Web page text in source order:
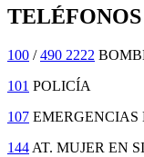
100 /490 2222
101 POLICÍA
107 EMERGENCIAS
144 AT. MUJER EN